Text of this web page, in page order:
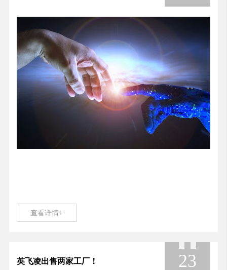
查看详情+
英飞凌出售两家工厂！ 23